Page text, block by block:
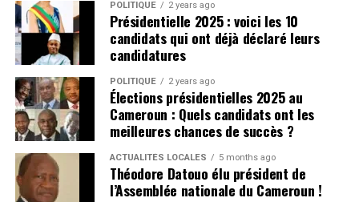
Pour avoir les dernières infos
Cliquez ici
Plus de nouvelles de Manchester
United:
United doit naviguer avec soin leurs finances, après
avoir déjà dépensé un montant important pour le
service d’attaque. Ils ont d’autres postes qui ont besoin
de recrutement, sinon l’équipe pourrait lutter contre
l’équilibre de l’équipe.
POLITIQUE 2 years ago
Présidentielle 2025 : voici les 10
candidats qui ont déjà déclaré leurs
candidatures
POLITIQUE 2 years ago
Élections présidentielles 2025 au
Cameroun : Quels candidats ont les
meilleures chances de succès ?
ACTUALITÉS LOCALES 5 months ago
Théodore Datouo élu président de
l’Assemblée nationale du Cameroun !